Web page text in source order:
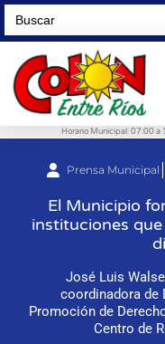
Search
for:
Horario Municipal: 07:00 a
Prensa Municipal
El Municipio
instituciones
José Luis
coordinadora de
Promoción de
Centro de